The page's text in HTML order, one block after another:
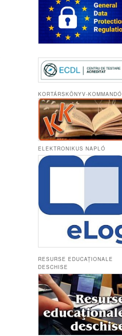
KORTÁRSKÖNYV-KOMMANDÓ
ELEKTRONIKUS NAPLÓ
RESURSE EDUCAȚIONALE
DESCHISE